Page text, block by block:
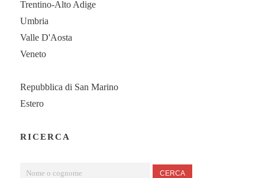
Trentino-Alto Adige
Umbria
Valle D'Aosta
Veneto
Repubblica di San Marino
Estero
RICERCA
CERCA